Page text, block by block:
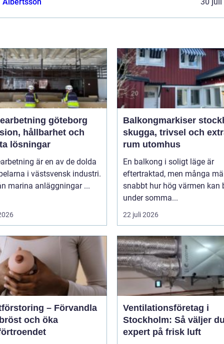
göteborg
hållbarhet och
lösningar
är en av de dolda
i västsvensk industri.
marina anläggningar ...
Balkongmarkiser
skugga, trivsel och
rum utomhus
En balkong i soligt läge är
eftertraktad, men många
snabbt hur hög värmen kan
under somma...
22 juli 2026
– Förvandla
och öka
Ventilationsföretag i
Stockholm: Så väljer
expert på frisk luft